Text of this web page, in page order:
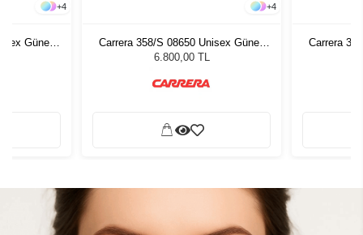
+4
Güneş
+4
Carrera 358/S 08650 Unisex Güneş
Gözlüğü
6.800,00 TL
Carrera